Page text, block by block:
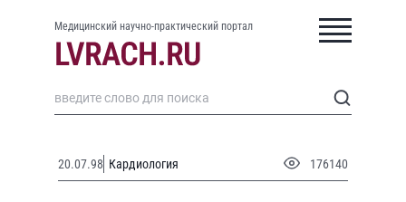
Медицинский научно-практический портал
20.07.98 Кардиология 176140